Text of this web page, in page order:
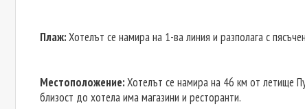
Плаж:Хотелът се намира на 1-ва линия и разполага с
Местоположение:Хотелът се намира на 46 км от летище
близост до хотела има магазини и ресторанти.